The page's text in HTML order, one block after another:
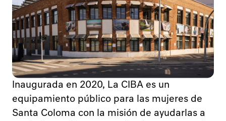
Oficinas de Manifesta 15
Edifici Editorial Gustavo Gili
08029, Barcelona
España
Inaugurada en 2020, La CIBA es un
equipamiento público para las mujeres de
Santa Coloma con la misión de ayudarlas a